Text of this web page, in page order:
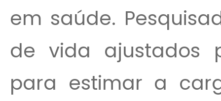
em saúde.
de vida ajustados
para estimar a